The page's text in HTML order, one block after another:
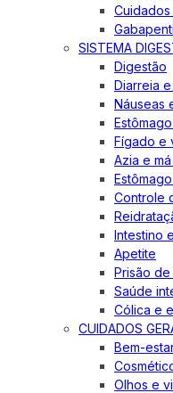
SISTEMA
Digestão
Diarreia
Náuseas
Fígado e
Azia e
Controle
Intestino
Apetite
Prisão
Saúde
Cólica e
CUIDADOS
Bem-
Olhos e